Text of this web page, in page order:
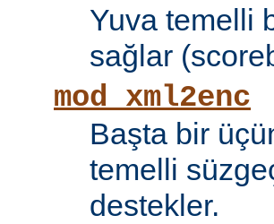
Yuva temelli
sağlar
mod_xml2enc
Başta bir
temelli
destekler.